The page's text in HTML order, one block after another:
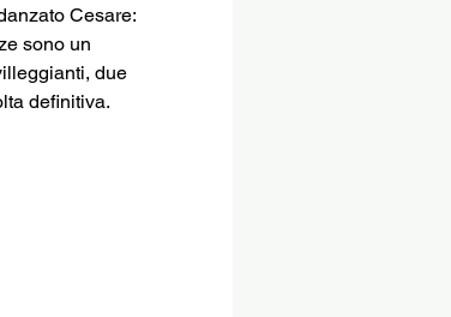
Cesare:
sono un
due
definitiva.